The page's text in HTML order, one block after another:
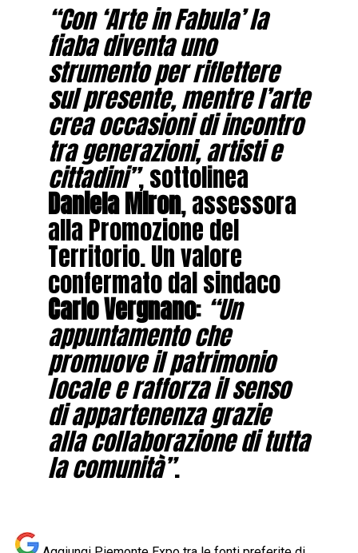
“Con ‘Arte in Fabula’ la
fiaba diventa uno
strumento per riflettere
sul presente, mentre l’arte
crea occasioni di incontro
tra generazioni, artisti e
cittadini”, sottolinea
Daniela Miron, assessora
alla Promozione del
Territorio. Un valore
confermato dal sindaco
Carlo Vergnano: “Un
appuntamento che
promuove il patrimonio
locale e rafforza il senso
di appartenenza grazie
alla collaborazione di tutta
la comunità”.